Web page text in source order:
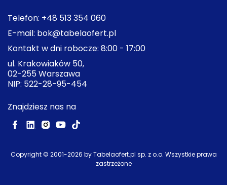
Telefon: +48 513 354 060
E-mail: bok@tabelaofert.pl
Kontakt w dni robocze: 8:00 - 17:00
ul. Krakowiaków 50,
02-255 Warszawa
NIP: 522-28-95-454
Znajdziesz nas na
Copyright © 2001-2026 by Tabelaofert.pl sp. z o.o. Wszystkie prawa
zastrzeżone